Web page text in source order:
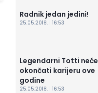
Radnik jedan jedini!
25.05.2018. | 16:53
Legendarni Totti neće
okončati karijeru ove
godine
25.05.2018. | 16:53